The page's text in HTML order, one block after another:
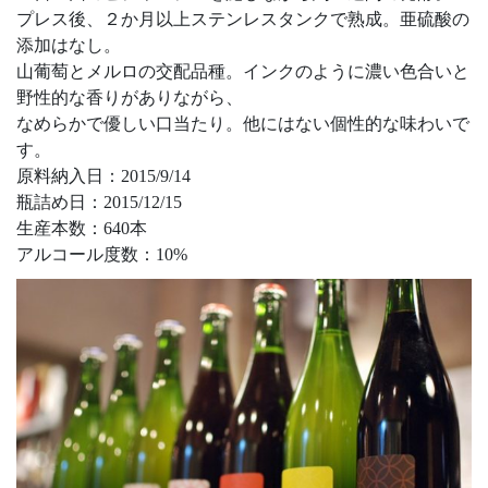
プレス後、２か月以上ステンレスタンクで熟成。亜硫酸の
添加はなし。
山葡萄とメルロの交配品種。インクのように濃い色合いと
野性的な香りがありながら、
なめらかで優しい口当たり。他にはない個性的な味わいで
す。
原料納入日：2015/9/14
瓶詰め日：2015/12/15
生産本数：640本
アルコール度数：10%